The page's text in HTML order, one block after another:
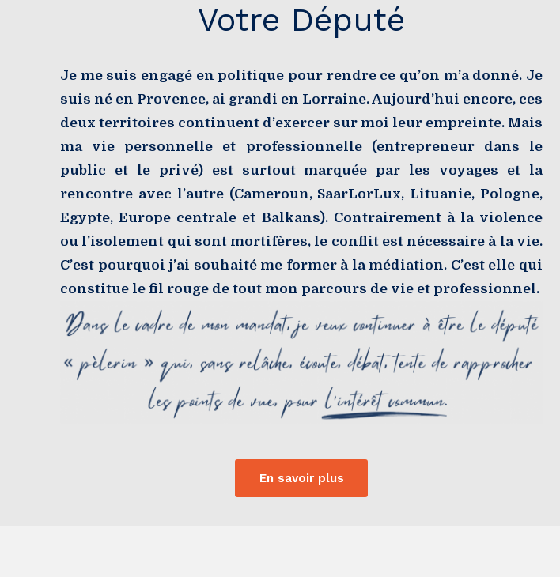
Votre Député
Je me suis engagé en politique pour rendre ce qu’on m’a donné. Je
suis né en Provence, ai grandi en Lorraine. Aujourd’hui encore, ces
deux territoires continuent d’exercer sur moi leur empreinte. Mais
ma vie personnelle et professionnelle (entrepreneur dans le
public et le privé) est surtout marquée par les voyages et la
rencontre avec l’autre (Cameroun, SaarLorLux, Lituanie, Pologne,
Egypte, Europe centrale et Balkans). Contrairement à la violence
ou l’isolement qui sont mortifères, le conflit est nécessaire à la vie.
C’est pourquoi j’ai souhaité me former à la médiation. C’est elle qui
constitue le fil rouge de tout mon parcours de vie et professionnel.
En savoir plus